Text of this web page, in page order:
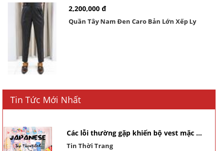
2,200,000 đ
Quần Tây Nam Đen Caro Bản Lớn Xếp Ly
Tin Tức Mới Nhất
Các lỗi thường gặp khiến bộ vest mặc ...
Tin Thời Trang